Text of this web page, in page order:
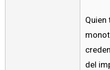
Quien
del